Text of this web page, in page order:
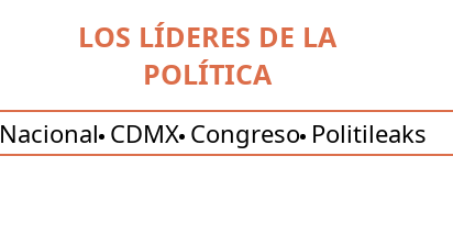
LOS LÍDERES DE LA
POLÍTICA
Nacional CDMX Congreso Politileaks